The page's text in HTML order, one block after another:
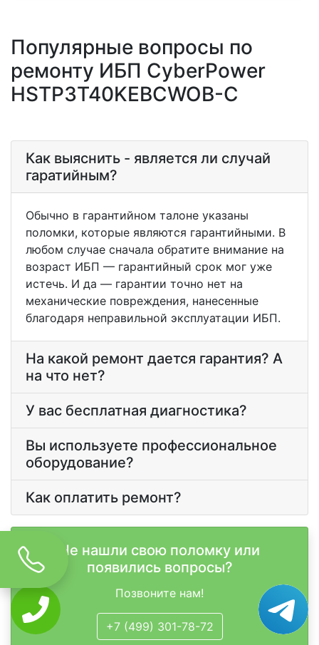
Популярные вопросы по
ремонту ИБП CyberPower
HSTP3T40KEBCWOB-C
Как выяснить - является ли случай
гаратийным?
Обычно в гарантийном талоне указаны
поломки, которые являются гарантийными. В
любом случае сначала обратите внимание на
возраст ИБП — гарантийный срок мог уже
истечь. И да — гарантии точно нет на
механические повреждения, нанесенные
благодаря неправильной эксплуатации ИБП.
На какой ремонт дается гарантия? А
на что нет?
У вас бесплатная диагностика?
Вы используете профессиональное
оборудование?
Как оплатить ремонт?
Не нашли свою поломку или
появились вопросы?
Позвоните нам!
+7 (499) 301-78-72